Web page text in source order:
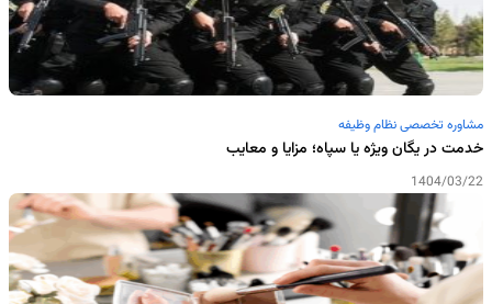
مشاوره تخصصی نظام وظیفه
خدمت در یگان ویژه یا سپاه؛ مزایا و معایب
1404/03/22